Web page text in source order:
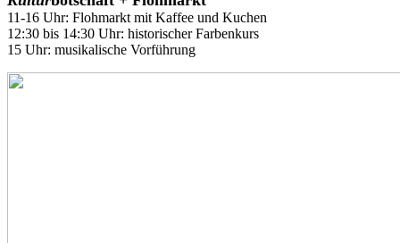
11-16 Uhr: Flohmarkt mit Kaffee und Kuchen
12:30 bis 14:30 Uhr: historischer Farbenkurs
15 Uhr: musikalische Vorführung